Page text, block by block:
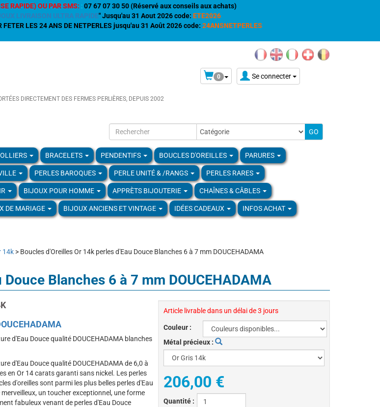
RAPIDE) OU PAR SMS: : 07 67 07 30 50 (Réservé aux conseils aux achats)
LIVRAISON ULTRA RAPIDE" Jusqu'au 31 Aout 2026 code: ETE2026
FETER LES 24 ANS DE NETPERLES jusqu'au 31 Août 2026 code: 24ANSNETPERLES
DIRECTEMENT DES FERMES PERLIÈRES, DEPUIS 2002
Se connecter
0
BRACELETS PENDENTIFS BOUCLES D'OREILLES PARURES
PERLES BAROQUES PERLE UNITÉ & /RANGS PERLES RARES
BIJOUX POUR HOMME APPRÈTS BIJOUTERIE CHAÎNES & CÂBLES
DE MARIAGE BIJOUX ANCIENS ET VINTAGE IDÉES CADEAUX INFOS ACHAT
14k > Boucles d'Oreilles Or 14k perles d'Eau Douce Blanches 6 à 7 mm DOUCEHADAMA
Blanches 6 à 7 mm DOUCEHADAMA
Article livrable dans un délai de 3 jours
Couleur :
Métal précieux :
206,00 €
Quantité :
d'Eau Douce qualité DOUCEHADAMA blanches
d'Eau Douce qualité DOUCEHADAMA de 6,0 à
en Or 14 carats garanti sans nickel. Les perles
d'oreilles sont parmi les plus belles perles d'Eau
un toucher exceptionnel, une forme
fabuleux venant de perles d'Eau Douce